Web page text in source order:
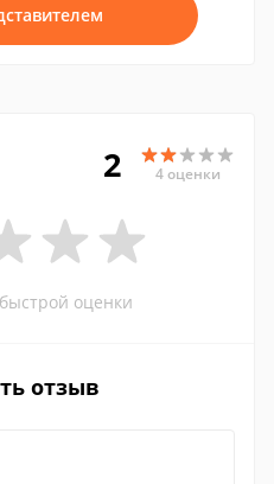
2 4 оценки
оценки
отзыв